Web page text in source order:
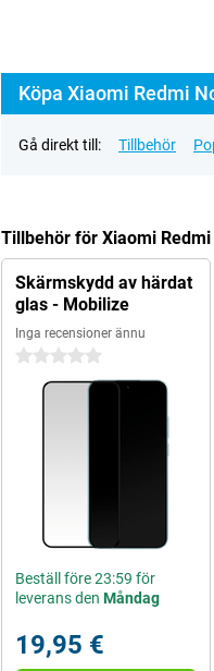
Köpa Xiaomi Redmi
Gå direkt till: Tillbehör
Tillbehör för Xiaomi Redmi
Skärmskydd av härdat
glas - Mobilize
Inga recensioner ännu
0 stjärnor
Beställ före 23:59 för
leverans den Måndag
19,95 €